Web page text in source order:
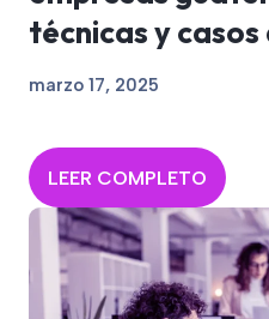
técnicas y
marzo 17, 2025
LEER COMPLETO